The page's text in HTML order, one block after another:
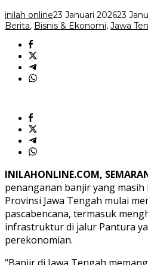
inilah online23 Januari 202623
Berita, Bisnis & Ekonomi, Jawa
INILAHONLINE.COM,
penanganan banjir yang
Provinsi Jawa Tengah mulai
pascabencana, termasuk
infrastruktur di jalur Pantura
perekonomian.